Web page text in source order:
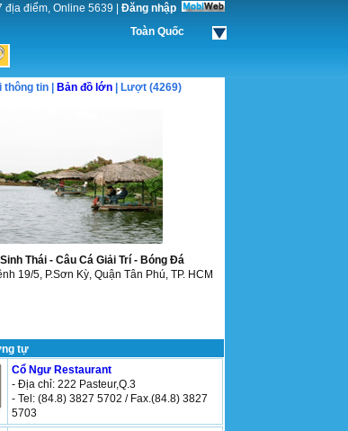
địa điểm, Online 5639
Đăng nhập
Toàn Quốc
thông tin | Bản đồ lớn | Lượt (4269)
Thái - Câu Cá Giải Trí - Bóng Đá
19/5, P.Sơn Kỳ, Quận Tân Phú, TP. HCM
tự
Cổ Ngư Restaurant
- Địa chỉ: 222 Pasteur,Q.3
- Tel: (84.8) 3827 5702 / Fax.(84.8) 3827
5703